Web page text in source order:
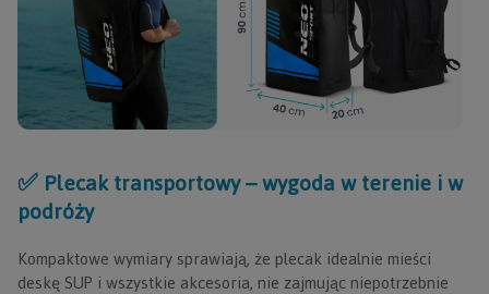
✅ Plecak transportowy – wygoda w terenie i w
podróży
Kompaktowe wymiary sprawiają, że plecak idealnie mieści
deskę SUP i wszystkie akcesoria, nie zajmując niepotrzebnie